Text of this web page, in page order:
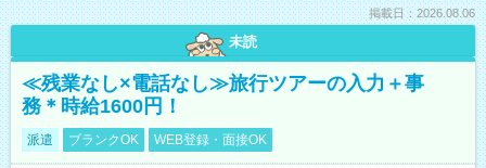
掲載日：2026.08.06
未読
≪残業なし×電話なし≫旅行ツアーの入力＋事
務＊時給1600円！
派遣 ブランクOK WEB登録・面接OK